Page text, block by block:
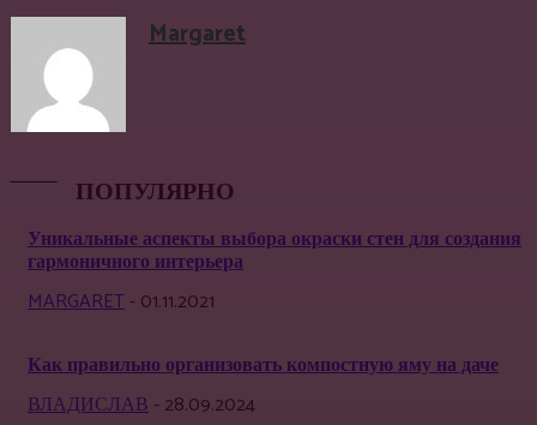
Margaret
ПОПУЛЯРНО
Уникальные аспекты выбора окраски стен для создания
гармоничного интерьера
MARGARET- 01.11.2021
Как правильно организовать компостную яму на даче
ВЛАДИСЛАВ- 28.09.2024